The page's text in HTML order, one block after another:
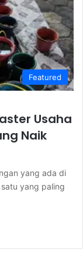
Featured
Usaha
Naik
yang ada di
yang paling